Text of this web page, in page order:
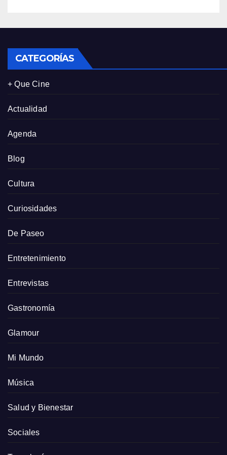
CATEGORÍAS
+ Que Cine
Actualidad
Agenda
Blog
Cultura
Curiosidades
De Paseo
Entretenimiento
Entrevistas
Gastronomía
Glamour
Mi Mundo
Música
Salud y Bienestar
Sociales